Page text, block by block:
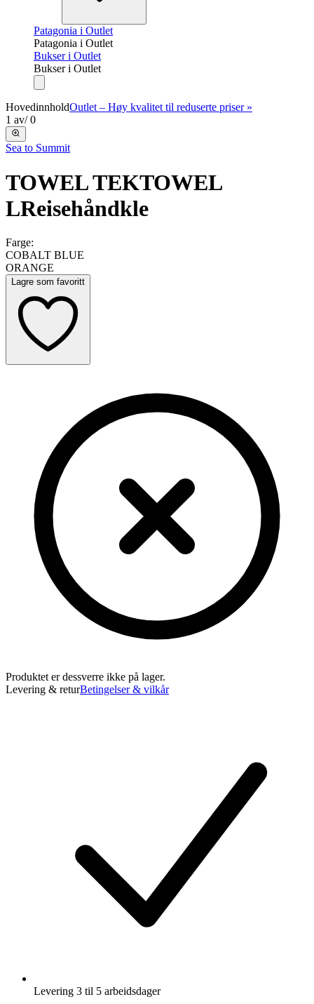
Patagonia i Outlet
Patagonia i Outlet
Bukser i Outlet
Bukser i Outlet
HovedinnholdOutlet – Høy kvalitet til reduserte priser »
1 av/ 0
Sea to Summit
TOWEL TEKTOWEL
LReisehåndkle
Farge:
COBALT BLUE
ORANGE
Lagre som favoritt
Produktet er dessverre ikke på lager.
Levering & returBetingelser & vilkår
Levering 3 til 5 arbeidsdager